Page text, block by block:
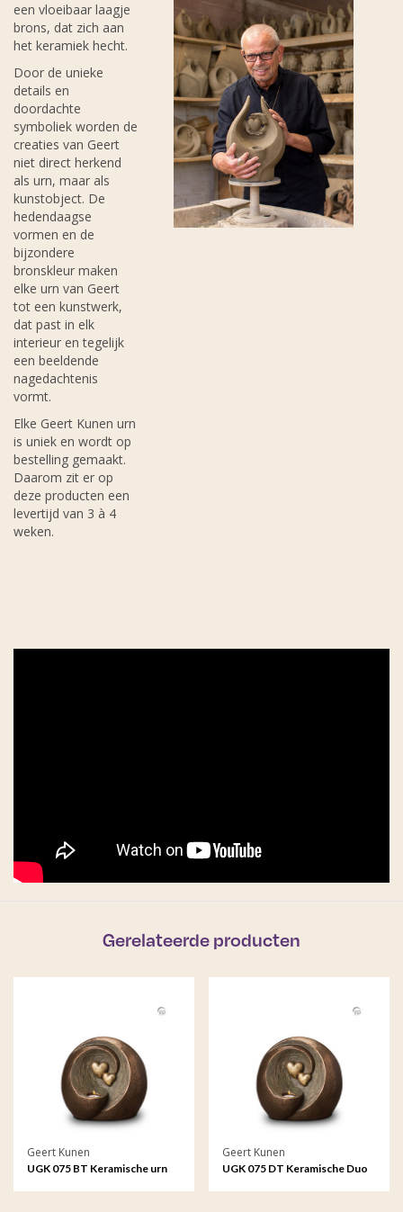
een vloeibaar laagje
brons, dat zich aan
het keramiek hecht.
Door de unieke
details en
doordachte
symboliek worden de
creaties van Geert
niet direct herkend
als urn, maar als
kunstobject. De
hedendaagse
vormen en de
bijzondere
bronskleur maken
elke urn van Geert
tot een kunstwerk,
dat past in elk
interieur en tegelijk
een beeldende
nagedachtenis
vormt.
Elke Geert Kunen urn
is uniek en wordt op
bestelling gemaakt.
Daarom zit er op
deze producten een
levertijd van 3 à 4
weken.
Gerelateerde producten
Geert Kunen
UGK 075 BT Keramische urn
Geert Kunen
UGK 075 DT Keramische Duo